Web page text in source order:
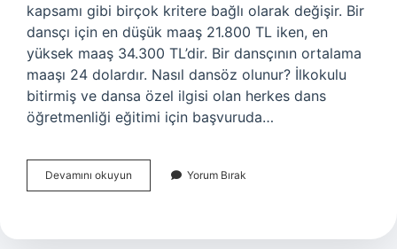
kapsamı gibi birçok kritere bağlı olarak değişir. Bir
dansçı için en düşük maaş 21.800 TL iken, en
yüksek maaş 34.300 TL’dir. Bir dansçının ortalama
maaşı 24 dolardır. Nasıl dansöz olunur? İlkokulu
bitirmiş ve dansa özel ilgisi olan herkes dans
öğretmenliği eğitimi için başvuruda…
Devamını okuyun
Mesleği
Yorum Bırak